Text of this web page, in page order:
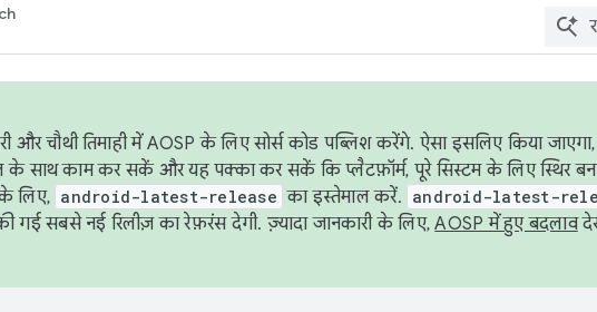
और चौथी तिमाही में AOSP के लिए सोर्स कोड पब्लिश करेंगे. ऐसा इसलिए किया
साथ काम कर सकें और यह पक्का कर सकें कि प्लैटफ़ॉर्म, पूरे सिस्टम के लिए स्थिर
लिए, android-latest-release का इस्तेमाल करें. android-latest-
गई सबसे नई रिलीज़ का रेफ़रंस देगी. ज़्यादा जानकारी के लिए,AOSP में हुए बदलाव